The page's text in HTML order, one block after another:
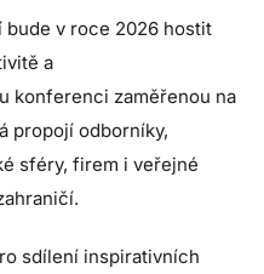
v roce 2026 hostit
a
konferenci zaměřenou na
propojí odborníky,
sféry, firem i veřejné
sdílení inspirativních